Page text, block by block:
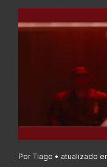
Por Tiago • atualizado